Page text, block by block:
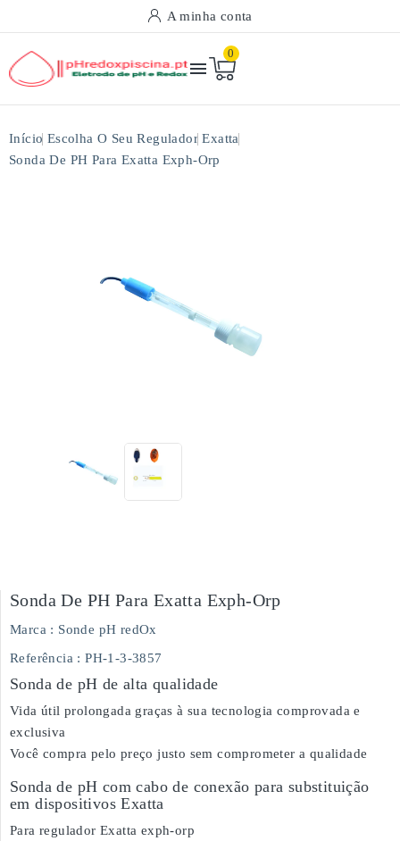
A minha conta

0
Início Escolha O Seu Regulador Exatta
Sonda De PH Para Exatta Exph-Orp
Sonda De PH Para Exatta Exph-Orp
Marca : Sonde pH redOx
Referência : PH-1-3-3857
Sonda de pH de alta qualidade
Vida útil prolongada graças à sua tecnologia comprovada e
exclusiva
Você compra pelo preço justo sem comprometer a qualidade
Sonda de pH com cabo de conexão para substituição
em dispositivos Exatta
Para regulador Exatta exph-orp